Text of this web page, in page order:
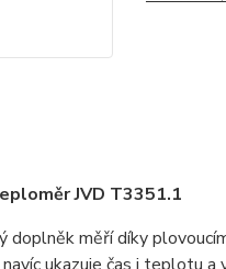
JVD T3351.1
měří díky
ukazuje čas i teplotu